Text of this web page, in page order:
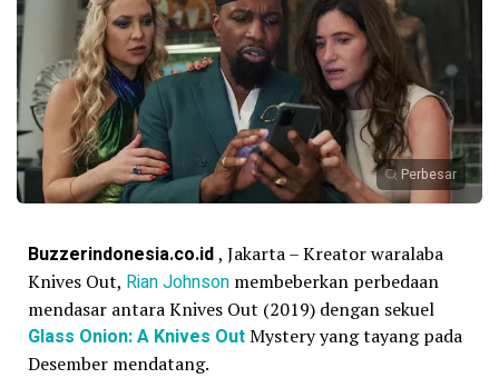
Perbesar
Buzzerindonesia.co.id, Jakarta – Kreator waralaba
Knives Out, Rian Johnson membeberkan perbedaan
mendasar antara Knives Out (2019) dengan sekuel
Glass Onion: A Knives OutMystery yang tayang pada
Desember mendatang.